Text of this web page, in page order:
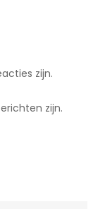
zijn.
zijn.